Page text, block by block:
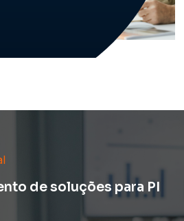
de soluções para PI